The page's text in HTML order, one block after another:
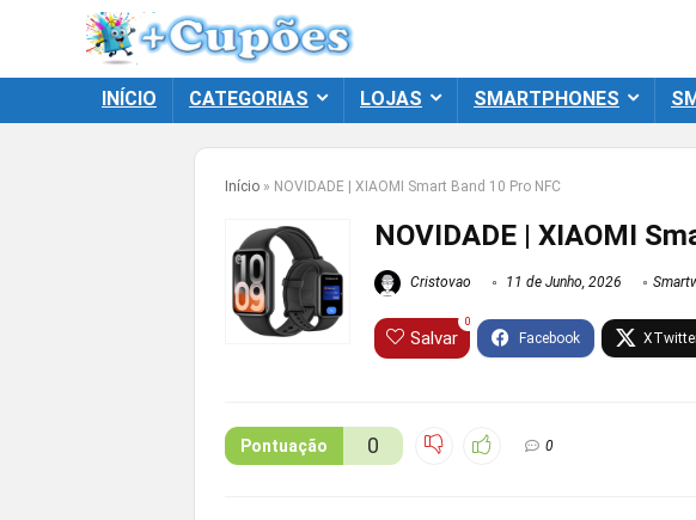
INÍCIO CATEGORIAS LOJAS SMARTPHONES
Início » NOVIDADE | XIAOMI Smart Band 10 Pro NFC
NOVIDADE | XIAOMI
Cristovao 11 de Junho, 2026
Salvar
0
Pontuação 0 0